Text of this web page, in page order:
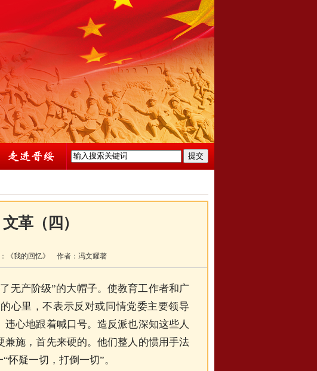
革（四）
《我的回忆》 作者： 冯文耀著
无产阶级”的大帽子。使教育工作者和广
心里，不表示反对或同情党委主要领导
心地跟着喊口号。造反派也深知这些人
施，首先来硬的。他们整人的惯用手法
怀疑一切，打倒一切”。